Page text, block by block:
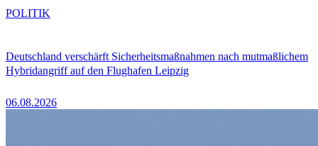
Deutschland verschärft Sicherheitsmaßnahmen nach mutmaßlichem
Hybridangriff auf den Flughafen Leipzig
06.08.2026
POLITIK